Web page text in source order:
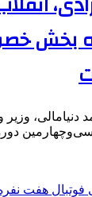
بخش
دنیامالی،
دوره